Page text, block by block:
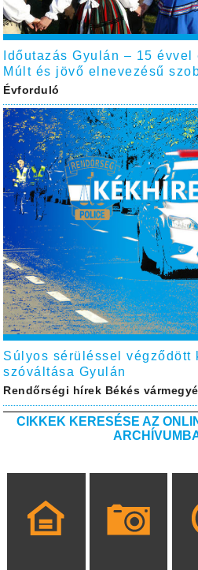
Időutazás Gyulán – 15
Múlt és jövő elnevezésű
Évforduló
Súlyos sérüléssel végződött
szóváltása Gyulán
Rendőrségi hírek Békés
CIKKEK KERESÉSE AZ